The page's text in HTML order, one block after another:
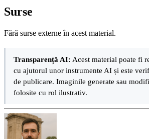
Surse
Fără surse externe în acest material.
Transparență AI: Acest material poate fi
cu ajutorul unor instrumente AI și este
de publicare. Imaginile generate sau
folosite cu rol ilustrativ.